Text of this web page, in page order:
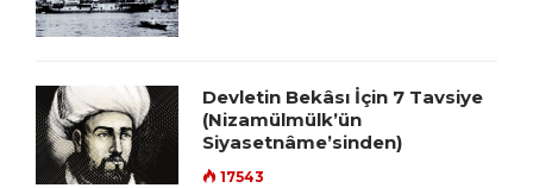
Devletin Bekâsı İçin 7 Tavsiye
(Nizamülmülk’ün
Siyasetnâme’sinden)
17543